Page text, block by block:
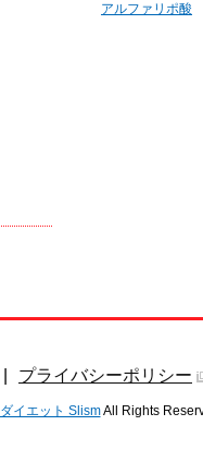
アルファリポ酸
プライバシーポリシー
ダイエット SlismAll Rights